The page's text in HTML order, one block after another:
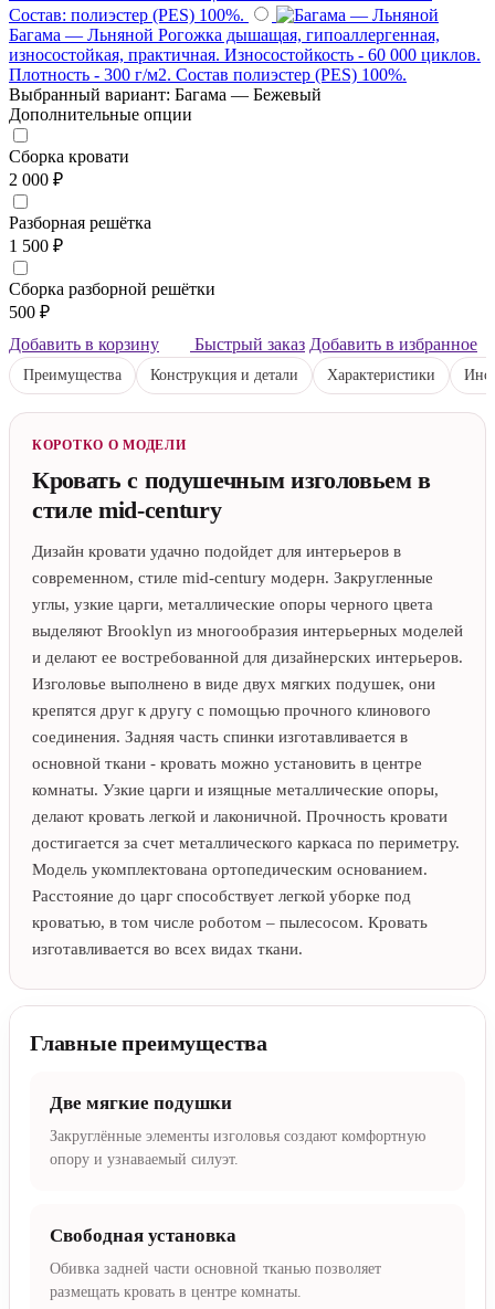
Состав: полиэстер (PES) 100%.
Багама — Льняной Рогожка дышащая, гипоаллергенная,
износостойкая, практичная. Износостойкость - 60 000 циклов.
Плотность - 300 г/м2. Состав полиэстер (PES) 100%.
Выбранный вариант: Багама — Бежевый
Дополнительные опции
Сборка кровати
2 000 ₽
Разборная решётка
1 500 ₽
Сборка разборной решётки
500 ₽
Добавить в корзину
Быстрый заказ Добавить в избранное
Преимущества Конструкция и детали Характеристики
КОРОТКО О МОДЕЛИ
Кровать с подушечным изголовьем в
стиле mid-century
Дизайн кровати удачно подойдет для интерьеров в
современном, стиле mid-century модерн. Закругленные
углы, узкие царги, металлические опоры черного цвета
выделяют Brooklyn из многообразия интерьерных моделей
и делают ее востребованной для дизайнерских интерьеров.
Изголовье выполнено в виде двух мягких подушек, они
крепятся друг к другу с помощью прочного клинового
соединения. Задняя часть спинки изготавливается в
основной ткани - кровать можно установить в центре
комнаты. Узкие царги и изящные металлические опоры,
делают кровать легкой и лаконичной. Прочность кровати
достигается за счет металлического каркаса по периметру.
Модель укомплектована ортопедическим основанием.
Расстояние до царг способствует легкой уборке под
кроватью, в том числе роботом – пылесосом. Кровать
изготавливается во всех видах ткани.
Главные преимущества
Две мягкие подушки
Закруглённые элементы изголовья создают комфортную
опору и узнаваемый силуэт.
Свободная установка
Обивка задней части основной тканью позволяет
размещать кровать в центре комнаты.